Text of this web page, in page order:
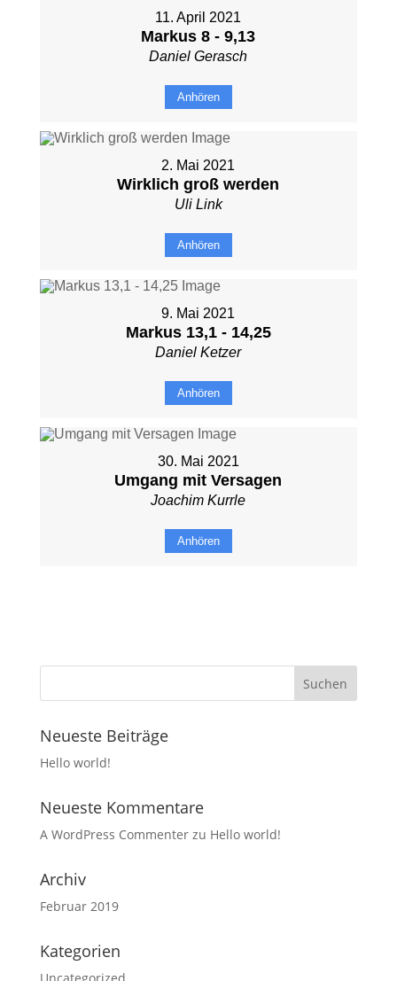
11. April 2021
Markus 8 - 9,13
Daniel Gerasch
Anhören
2. Mai 2021
Wirklich groß werden
Uli Link
Anhören
9. Mai 2021
Markus 13,1 - 14,25
Daniel Ketzer
Anhören
30. Mai 2021
Umgang mit Versagen
Joachim Kurrle
Anhören
Neueste Beiträge
Hello world!
Neueste Kommentare
A WordPress Commenterzu Hello world!
Archiv
Februar 2019
Kategorien